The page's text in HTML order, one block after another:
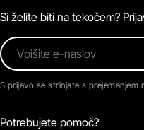
Kontaktirajte nas
Si želite biti na tekočem?
Vpišite e-naslov
S prijavo se strinjate s prejemanjem
Potrebujete pomoč?